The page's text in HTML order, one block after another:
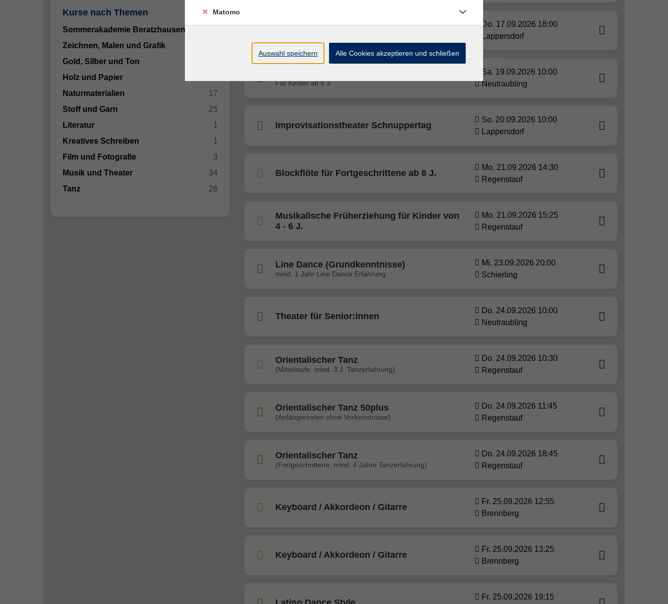
Kurse nach Themen
Sommerakademie Beratzhausen
Zeichnen, Malen und Grafik
Gold, Silber und Ton
Holz und Papier
Naturmaterialien
17
Stoff und Garn
25
Literatur
1
Kreatives Schreiben
1
Film und Fotografie
3
Musik und Theater
34
Tanz
26
Do. 17.09.2026 18:00
Lappersdorf
Für Kinder ab 6 J.
Sa. 19.09.2026 10:00
Neutraubling
Improvisationstheater Schnuppertag
So. 20.09.2026 10:00
Lappersdorf
Blockflöte für Fortgeschrittene ab 8 J.
Mo. 21.09.2026 14:30
Regenstauf
Musikalische Früherziehung für Kinder von
4 - 6 J.
Mo. 21.09.2026 15:25
Regenstauf
Line Dance (Grundkenntnisse)
mind. 1 Jahr Line Dance Erfahrung
Mi. 23.09.2026 20:00
Schierling
Theater für Senior:innen
Do. 24.09.2026 10:00
Neutraubling
Orientalischer Tanz
(Mittelstufe. mind. 3 J. Tanzerfahrung)
Do. 24.09.2026 10:30
Regenstauf
Orientalischer Tanz 50plus
(Anfängerinnen ohne Vorkenntnisse)
Do. 24.09.2026 11:45
Regenstauf
Orientalischer Tanz
(Fortgeschrittene, mind. 4 Jahre Tanzerfahrung)
Do. 24.09.2026 18:45
Regenstauf
Keyboard / Akkordeon / Gitarre
Fr. 25.09.2026 12:55
Brennberg
Keyboard / Akkordeon / Gitarre
Fr. 25.09.2026 13:25
Brennberg
Fr. 25.09.2026 19:15
Matomo
Auswahl speichern Alle Cookies akzeptieren und schließen